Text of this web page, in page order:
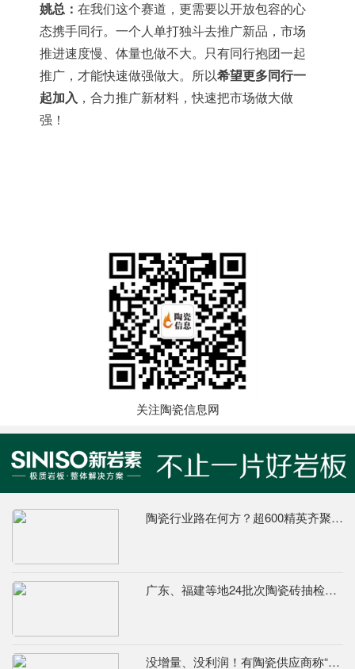
姚总： 在我们这个赛道，更需要以开放包容的心
态携手同行。 一个人单打独斗去推广新品，市场
推进速度慢、体量也做不大。只有同行抱团一起
推广，才能快速做强做大。所以希望更多同行一
起加入 ，合力推广新材料，快速把市场做大做
强！
关注陶瓷信息网
陶瓷行业路在何方？超600精英齐聚陶业年度思想盛会，樊纲、何乾、龙建刚献智破局
广东、福建等地24批次陶瓷砖抽检不合格，67%为吸水率不达标
没增量、没利润！有陶瓷供应商称“现在的市场堪比春节前夕”